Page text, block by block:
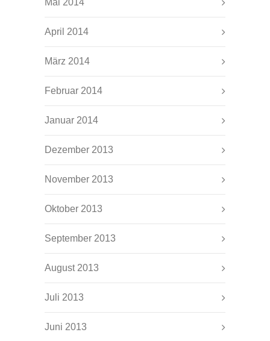
Mai 2014
April 2014
März 2014
Februar 2014
Januar 2014
Dezember 2013
November 2013
Oktober 2013
September 2013
August 2013
Juli 2013
Juni 2013